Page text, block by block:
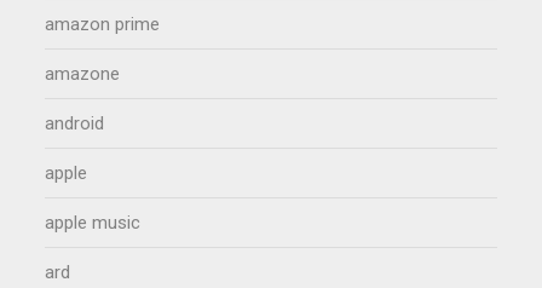
amazon prime
amazone
android
apple
apple music
ard